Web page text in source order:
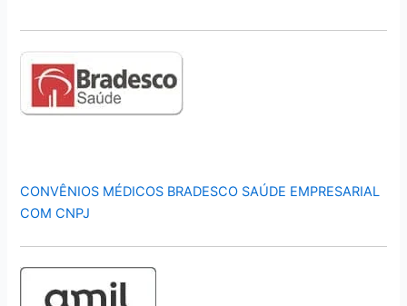
CONVÊNIOS MÉDICOS BRADESCO SAÚDE EMPRESARIAL
COM CNPJ